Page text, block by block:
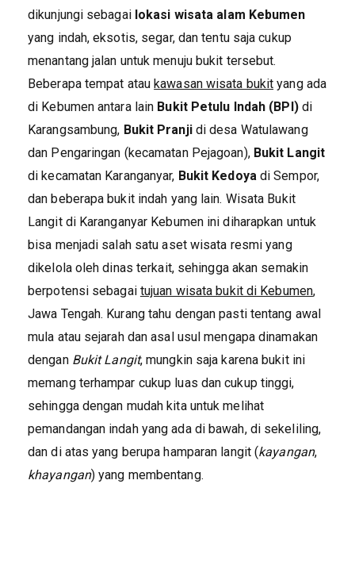
dikunjungi sebagai lokasi wisata alam Kebumen
yang indah, eksotis, segar, dan tentu saja cukup
menantang jalan untuk menuju bukit tersebut.
Beberapa tempat ataukawasan wisata bukit yang ada
di Kebumen antara lain Bukit Petulu Indah (BPI) di
Karangsambung, Bukit Pranjidi desa Watulawang
dan Pengaringan (kecamatan Pejagoan), Bukit Langit
di kecamatan Karanganyar, Bukit Kedoyadi Sempor,
dan beberapa bukit indah yang lain. Wisata Bukit
Langit di Karanganyar Kebumen ini diharapkan untuk
bisa menjadi salah satu aset wisata resmi yang
dikelola oleh dinas terkait, sehingga akan semakin
berpotensi sebagai tujuan wisata bukit di Kebumen,
Jawa Tengah. Kurang tahu dengan pasti tentang awal
mula atau sejarah dan asal usul mengapa dinamakan
dengan Bukit Langit, mungkin saja karena bukit ini
memang terhampar cukup luas dan cukup tinggi,
sehingga dengan mudah kita untuk melihat
pemandangan indah yang ada di bawah, di sekeliling,
dan di atas yang berupa hamparan langit (kayangan,
khayangan) yang membentang.